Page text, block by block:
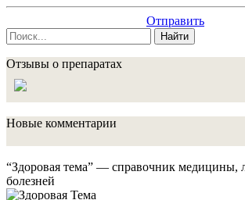
Отправить
Найти
Отзывы о препаратах
Новые комментарии
“Здоровая тема” — справочник медицины,
болезней